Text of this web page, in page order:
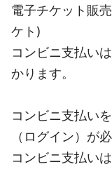
電子チケット販
ケト)
コンビニ支払い
かります。
コンビニ支払い
（ログイン）が
コンビニ支払い